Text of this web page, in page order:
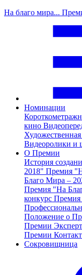
На благо мира...
Номинации
кино
Художественная
Видеоролики и
О Премии
История
2018" Премия
Благо Мира –
Премия "На
конкурс Премия
Положение о
Премии
Премии
Сокровищница